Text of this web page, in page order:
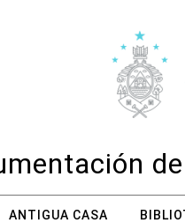
ANTIGUA CASA